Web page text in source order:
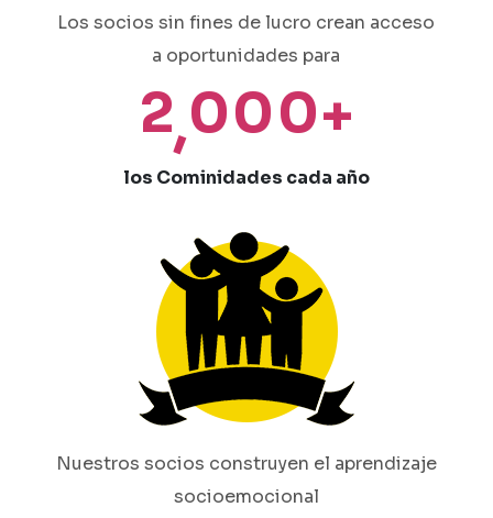
Los socios sin fines de lucro crean acceso
a oportunidades para
2,000+
los Cominidades cada año
Nuestros socios construyen el aprendizaje
socioemocional